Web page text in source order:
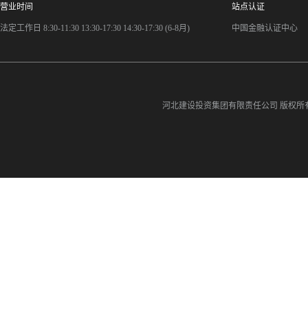
营业时间
法定工作日 8:30-11:30 13:30-17:30 14:30-17:30 (6-8月)
站点认证
中国金融认证中心
河北建设投资集团有限责任公司 版权所